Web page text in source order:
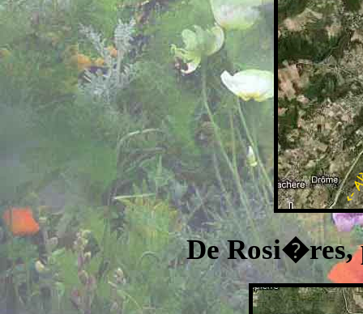
De Rosi�res,